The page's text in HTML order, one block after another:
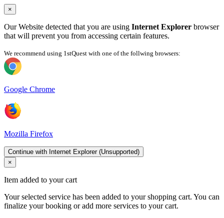
×
Our Website detected that you are using Internet Explorer browser
that will prevent you from accessing certain features.
We recommend using 1stQuest with one of the follwing browsers:
Google Chrome
Mozilla Firefox
Continue with Internet Explorer (Unsupported)
×
Item added to your cart
Your selected service has been added to your shopping cart. You can
finalize your booking or add more services to your cart.